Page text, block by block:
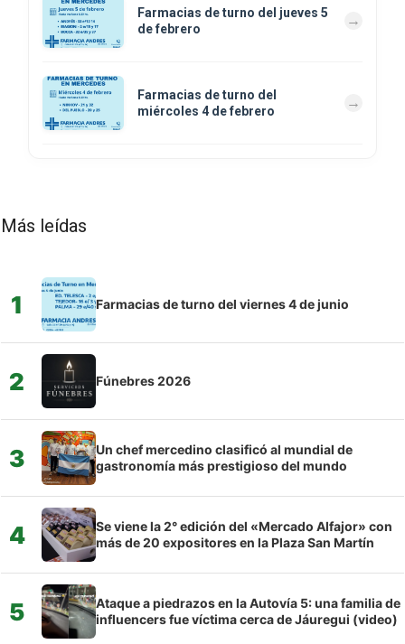
Farmacias de turno del jueves 5
de febrero
Farmacias de turno del
miércoles 4 de febrero
Más leídas
1 Farmacias de turno del viernes 4 de junio
2 Fúnebres 2026
3
Un chef mercedino clasificó al mundial de
gastronomía más prestigioso del mundo
4
Se viene la 2° edición del «Mercado Alfajor» con
más de 20 expositores en la Plaza San Martín
5
Ataque a piedrazos en la Autovía 5: una familia de
influencers fue víctima cerca de Jáuregui (video)